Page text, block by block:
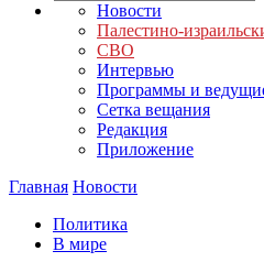
Новости
Палестино-
СВО
Интервью
Программы и
Сетка вещания
Редакция
Приложение
Главная Новости
Политика
В мире